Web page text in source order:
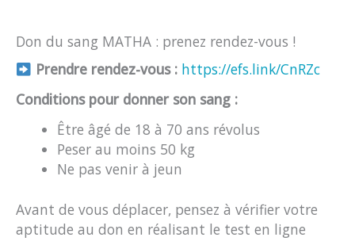
Don du sang MATHA : prenez rendez-vous !
Prendre rendez-vous : https://efs.link/CnRZc
Conditions pour donner son sang :
Être âgé de 18 à 70 ans révolus
Peser au moins 50 kg
Ne pas venir à jeun
Avant de vous déplacer, pensez à vérifier votre
aptitude au don en réalisant le test en ligne